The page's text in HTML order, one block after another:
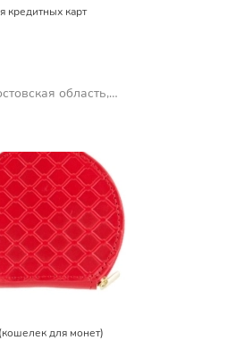
кредитных карт
область,
для монет)